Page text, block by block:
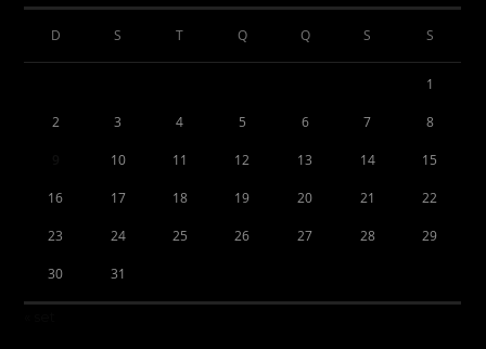
D S T Q Q S S
1
2 3 4 5 6 7 8
10 11 12 13 14 15
16 17 18 19 20 21 22
23 24 25 26 27 28 29
30 31